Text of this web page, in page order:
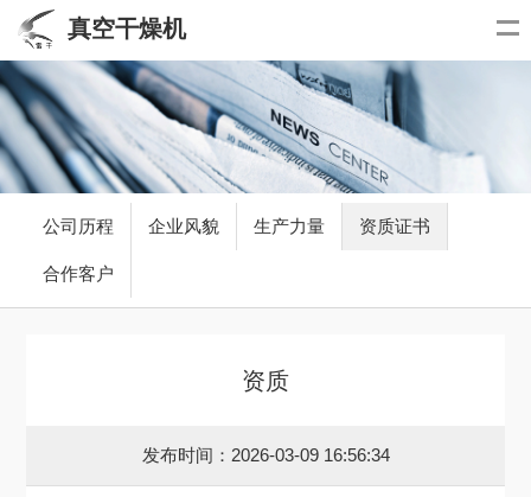
真空干燥机
公司历程 企业风貌 生产力量 资质证书
合作客户
资质
发布时间：2026-03-09 16:56:34